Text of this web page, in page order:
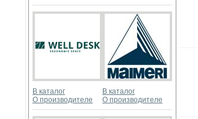
В каталог
О производителе
В каталог
О производителе